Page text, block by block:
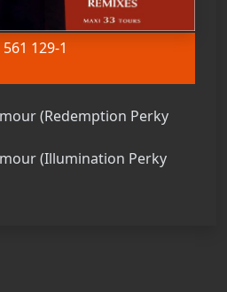
129-1
(Redemption Perky
(Illumination Perky